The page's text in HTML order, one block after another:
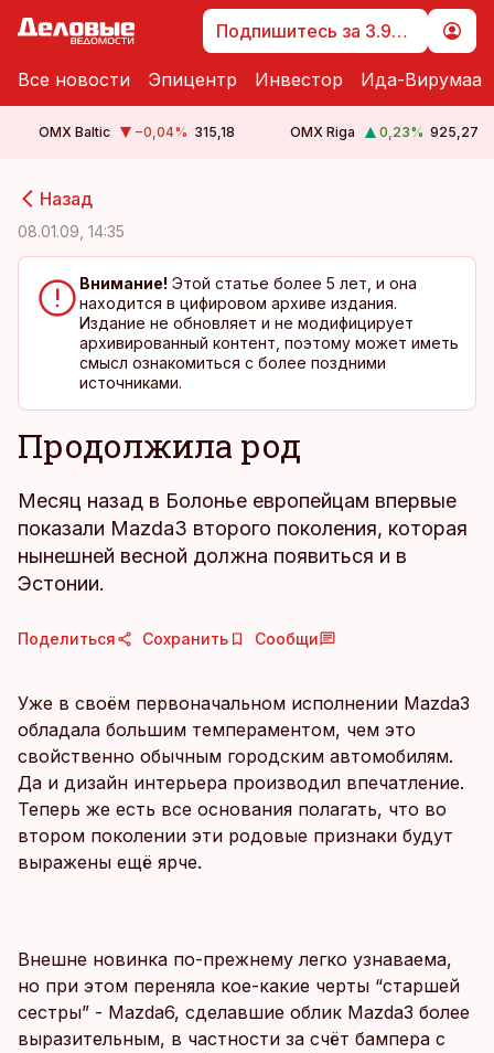
Подпишитесь за 3.99 €
Все новости Эпицентр Инвестор Ида-Вирумаа
OMX Baltic −0,04% 315,18 OMX Riga 0,23% 925,27
Назад
08.01.09, 14:35
Внимание! Этой статье более 5 лет, и она
находится в цифировом архиве издания.
Издание не обновляет и не модифицирует
архивированный контент, поэтому может иметь
смысл ознакомиться с более поздними
источниками.
Продолжила род
Месяц назад в Болонье европейцам впервые
показали Mazda3 второго поколения, которая
нынешней весной должна появиться и в
Эстонии.
Поделиться Сохранить Сообщи
Уже в своём первоначальном исполнении Mazda3
обладала большим темпераментом, чем это
свойственно обычным городским автомобилям.
Да и дизайн интерьера производил впечатление.
Теперь же есть все основания полагать, что во
втором поколении эти родовые признаки будут
выражены ещё ярче.
Внешне новинка по-прежнему легко узнаваема,
но при этом переняла кое-какие черты “старшей
сестры” - Mazda6, сделавшие облик Mazda3 более
выразительным, в частности за счёт бампера с